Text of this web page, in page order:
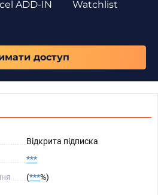
Watchlist
ADD-IN
доступ
Відкрита підписка
***
(***%)